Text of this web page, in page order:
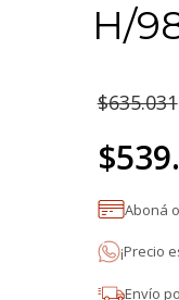
H/
$635.031
$
El
precio
actual
Aboná
¡Precio
Envío